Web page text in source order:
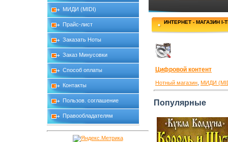
МИДИ (MIDI)
Прайс-лист
Заказать Ноты
Заказ Минусовки
Способ оплаты
Контакты
Пользов. соглашение
Правообладателям
ИНТЕРНЕТ - МАГАЗИН I-
Цифровой контент
Нотный магазин МИДИ
Популярные